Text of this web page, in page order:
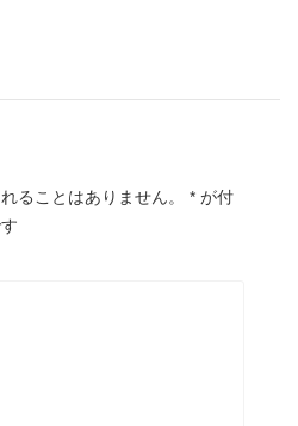
ることはありません。 * が付